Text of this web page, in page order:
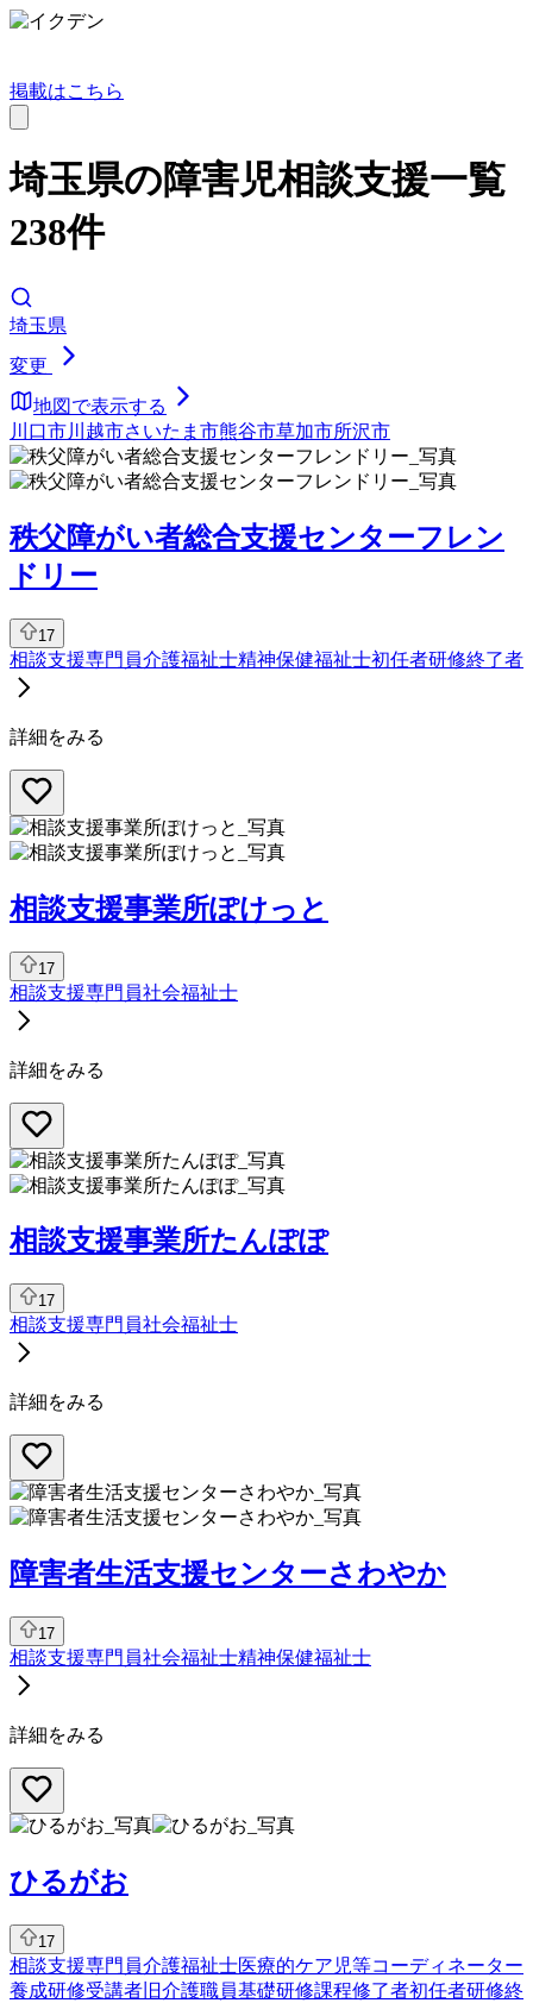
掲載はこちら
埼玉県の障害児相談支援一覧
238件
埼玉県
変更
地図で表示する
川口市川越市さいたま市熊谷市草加市所沢市
秩父障がい者総合支援センターフレン
ドリー
17
相談支援専門員介護福祉士精神保健福祉士初任者研修終了者
詳細をみる
相談支援事業所ぽけっと
17
相談支援専門員社会福祉士
詳細をみる
相談支援事業所たんぽぽ
17
相談支援専門員社会福祉士
詳細をみる
障害者生活支援センターさわやか
17
相談支援専門員社会福祉士精神保健福祉士
詳細をみる
ひるがお
17
相談支援専門員介護福祉士医療的ケア児等コーディネーター
養成研修受講者 旧介護職員基礎研修課程修了者初任者研修終